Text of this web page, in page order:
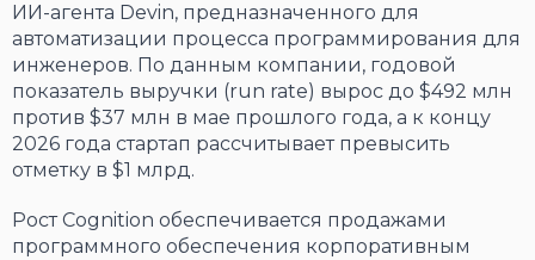
ИИ-агента Devin, предназначенного для
автоматизации процесса программирования для
инженеров. По данным компании, годовой
показатель выручки (run rate) вырос до $492 млн
против $37 млн в мае прошлого года, а к концу
2026 года стартап рассчитывает превысить
отметку в $1 млрд.
Рост Cognition обеспечивается продажами
программного обеспечения корпоративным